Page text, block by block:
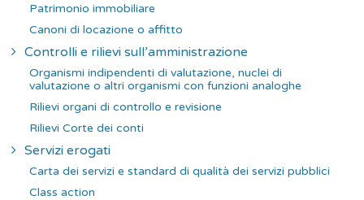
Patrimonio immobiliare
Canoni di locazione o affitto
Controlli e rilievi sull’amministrazione
Organismi indipendenti di valutazione, nuclei di
valutazione o altri organismi con funzioni analoghe
Rilievi organi di controllo e revisione
Rilievi Corte dei conti
Servizi erogati
Carta dei servizi e standard di qualità dei servizi pubblici
Class action